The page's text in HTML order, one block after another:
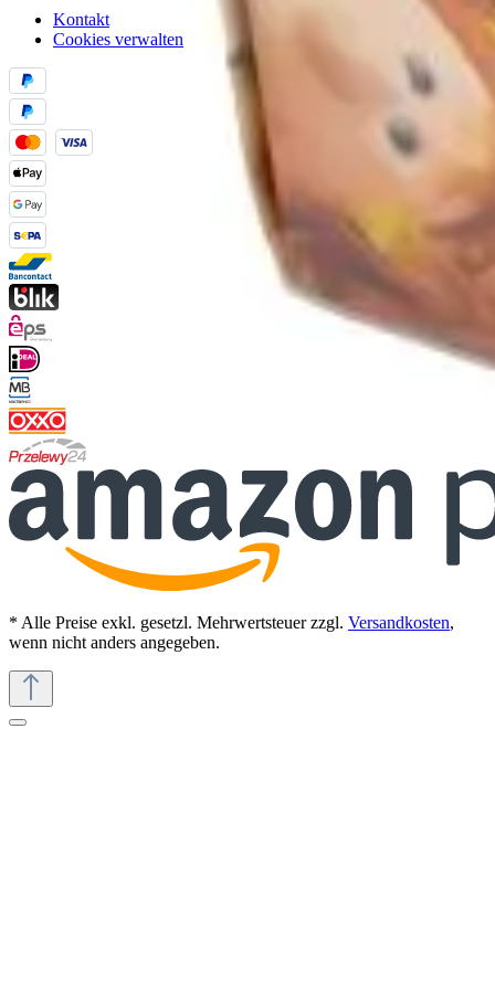
Kontakt
Cookies verwalten
* Alle Preise exkl. gesetzl. Mehrwertsteuer zzgl. Versandkosten,
wenn nicht anders angegeben.